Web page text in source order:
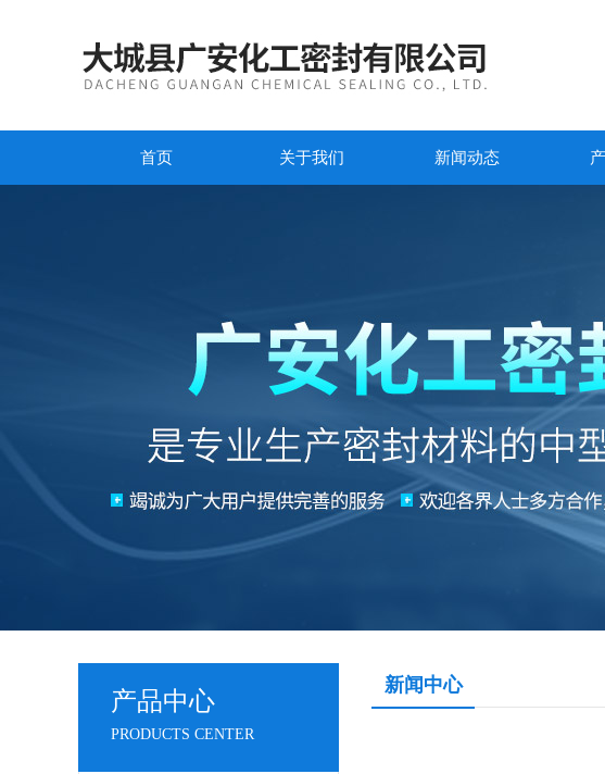
首页 关于我们 新闻动态
产品中心
PRODUCTS CENTER
新闻中心